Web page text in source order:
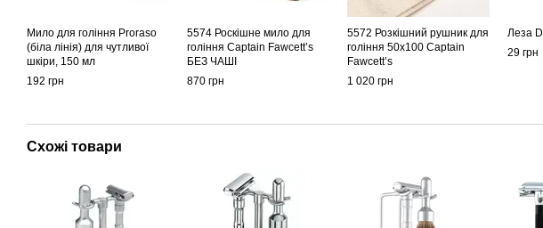
Мило для гоління Proraso
(біла лінія) для чутливої
шкіри, 150 мл
192 грн
5574 Роскішне мило для
гоління Captain Fawcett’s
БЕЗ ЧАШІ
870 грн
5572 Розкішний рушник для
гоління 50х100 Captain
Fawcett’s
1 020 грн
Леза
29 грн
Схожі товари